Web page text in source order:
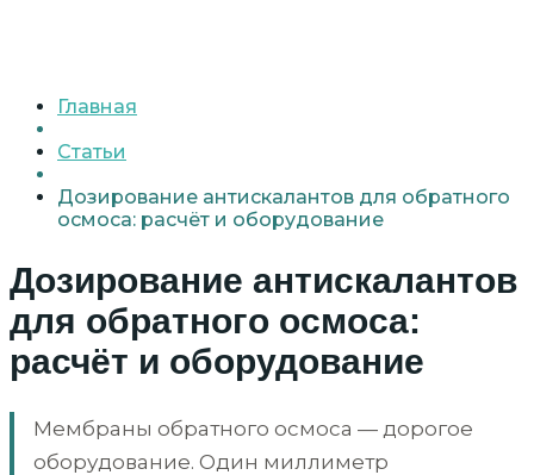
Главная
Статьи
Дозирование антискалантов для обратного
осмоса: расчёт и оборудование
Дозирование антискалантов
для обратного осмоса:
расчёт и оборудование
Мембраны обратного осмоса — дорогое
оборудование. Один миллиметр